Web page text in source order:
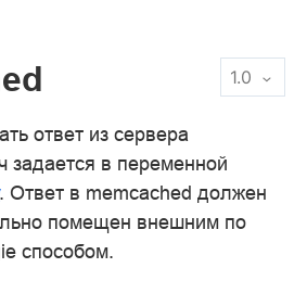
1.0
ответ из сервера
задается в переменной
. Ответ в memcached должен
помещен внешним по
способом.